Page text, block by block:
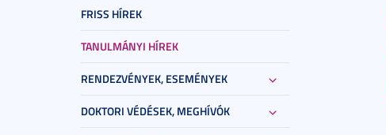
FRISS HÍREK
TANULMÁNYI HÍREK
RENDEZVÉNYEK, ESEMÉNYEK
DOKTORI VÉDÉSEK, MEGHÍVÓK